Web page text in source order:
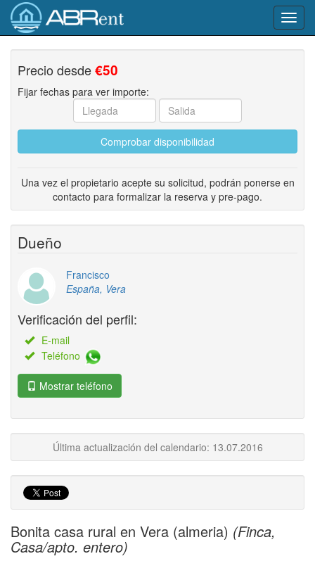
Precio desde€50
Fijar fechas para ver importe:
Comprobar disponibilidad
Una vez el propietario acepte su solicitud, podrán ponerse en
contacto para formalizar la reserva y pre-pago.
Dueño
Francisco
España, Vera
Verificación del perfil:
E-mail
Teléfono
Mostrar teléfono
Última actualización del calendario: 13.07.2016
Bonita casa rural en Vera (almeria) (Finca,
Casa/apto. entero)